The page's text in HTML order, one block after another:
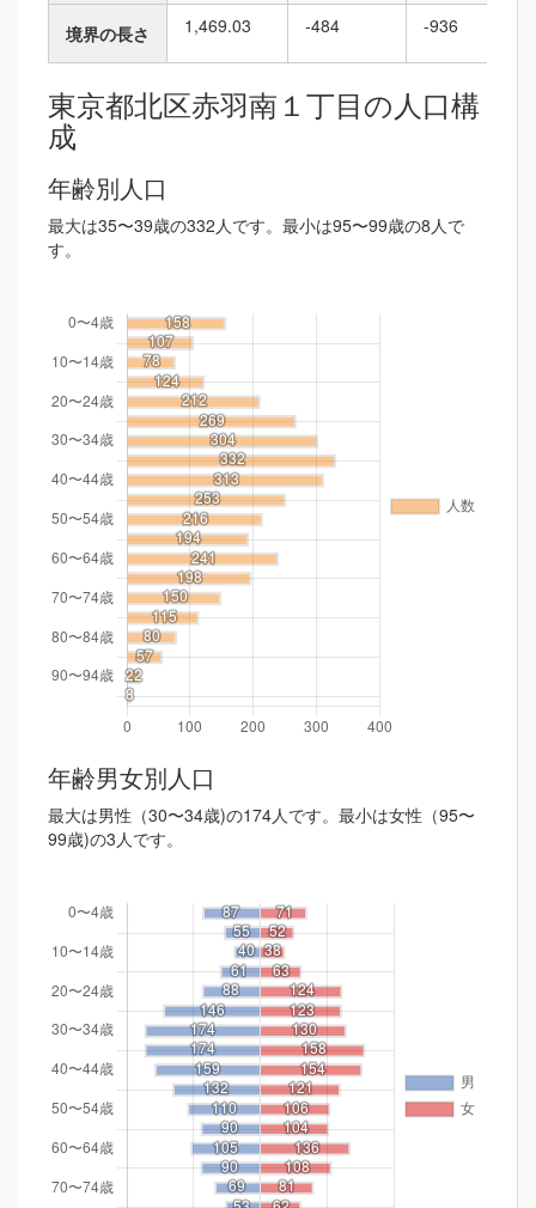
境界の長さ 1,469.03 -484 -936
東京都北区赤羽南１丁目の人口構
成
年齢別人口
最大は35〜39歳の332人です。最小は95〜99歳の8人で
す。
年齢男女別人口
最大は男性（30〜34歳)の174人です。最小は女性（95〜
99歳)の3人です。